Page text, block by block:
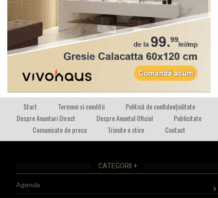
Start Termeni si conditii
Politică de confidențialitate
Despre Anunturi Direct
Despre Anuntul Oficial
Publicitate
Comunicate de presa
Trimite o stire Contact
CATEGORII +
Agenda